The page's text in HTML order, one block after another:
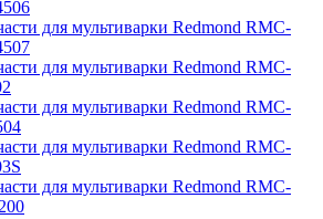
для мультиварки Redmond RMC-
для мультиварки Redmond RMC-
для мультиварки Redmond RMC-
для мультиварки Redmond RMC-
для мультиварки Redmond RMC-